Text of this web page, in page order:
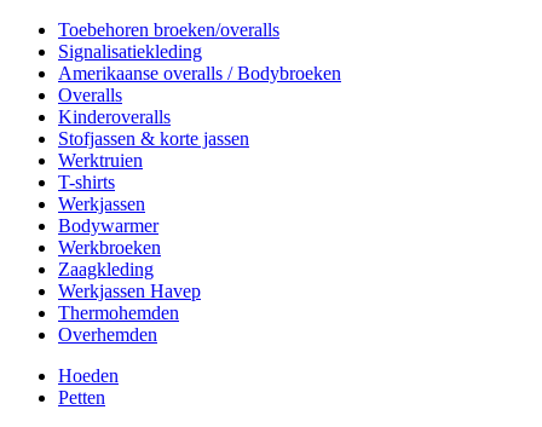
Toebehoren broeken/overalls
Signalisatiekleding
Amerikaanse overalls / Bodybroeken
Overalls
Kinderoveralls
Stofjassen & korte jassen
Werktruien
T-shirts
Werkjassen
Bodywarmer
Werkbroeken
Zaagkleding
Werkjassen Havep
Thermohemden
Overhemden
Hoeden
Petten